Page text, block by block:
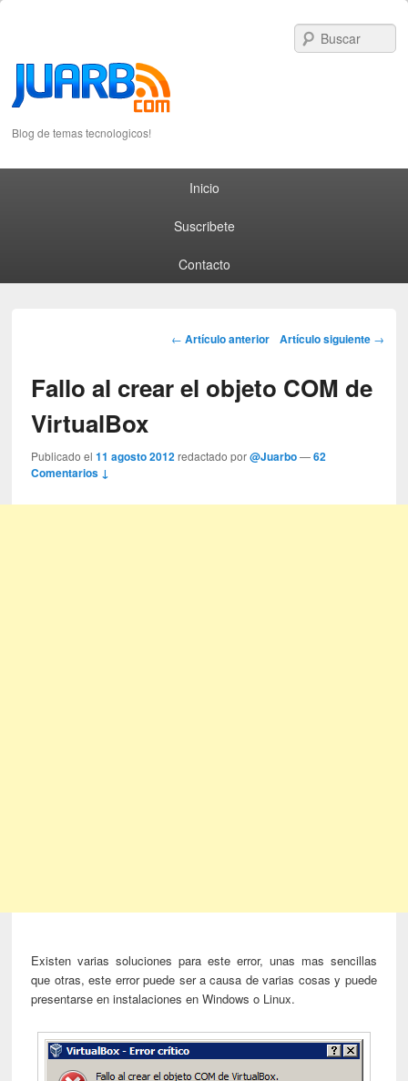
Blog de temas tecnologicos!
Inicio
Suscribete
Contacto
Post navigation
← Artículo anterior Artículo siguiente →
Fallo al crear el objeto COM de
VirtualBox
Publicado el11 agosto 2012 redactado por@Juarbo —62
Comentarios ↓
Existen varias soluciones para este error, unas mas sencillas
que otras, este error puede ser a causa de varias cosas y puede
presentarse en instalaciones en Windows o Linux.